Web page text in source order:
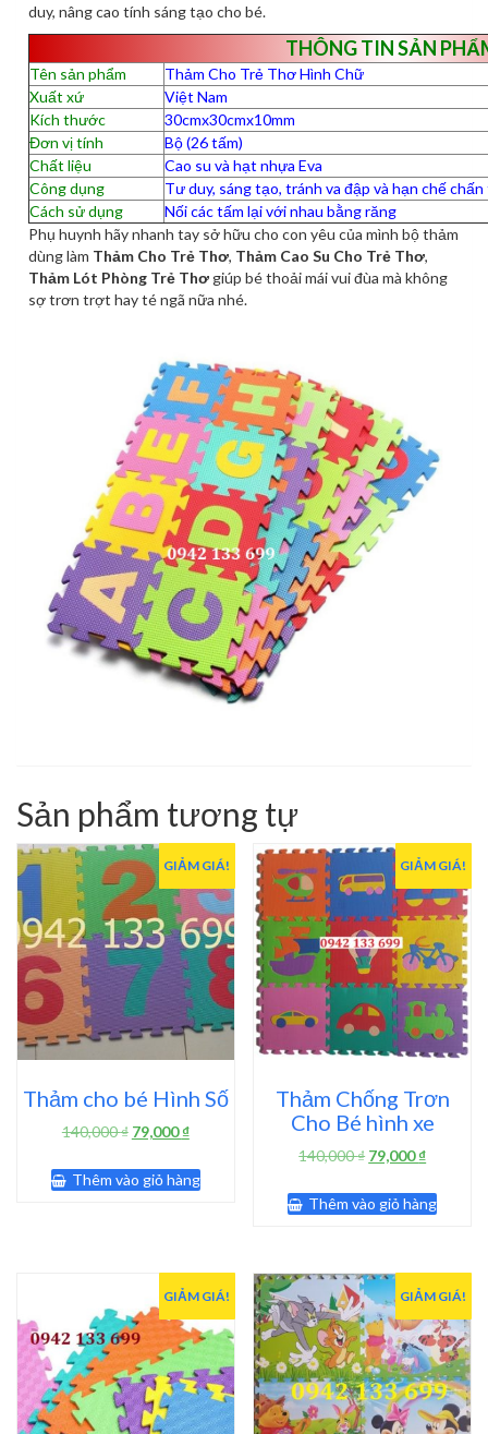
duy, nâng cao tính sáng tạo cho bé.
THÔNG TIN SẢN
Tên sản phẩm
Thảm Cho Trẻ Thơ Hình Chữ
Xuất xứ
Việt Nam
Kích thước
30cmx30cmx10mm
Đơn vị tính
Bộ (26 tấm)
Chất liệu
Cao su và hạt nhựa Eva
Công dụng
Tư duy, sáng tạo, tránh va đập và hạn chế
Cách sử dụng
Nối các tấm lại với nhau bằng răng
Phụ huynh hãy nhanh tay sở hữu cho con yêu của mình bộ thảm
dùng làm Thảm Cho Trẻ Thơ, Thảm Cao Su Cho Trẻ Thơ,
Thảm Lót Phòng Trẻ Thơ giúp bé thoải mái vui đùa mà không
sợ trơn trợt hay té ngã nữa nhé.
Sản phẩm tương tự
GIẢM GIÁ!
Thảm cho bé Hình Số
140,000₫ Giá
là:
140,000 ₫.
79,000₫Giá
tại
là:
Thêm vào giỏ hàng
GIẢM GIÁ!
Thảm Chống Trơn
Cho Bé hình xe
140,000₫ Giá
là:
140,000 ₫.
79,000₫Giá
tại
là:
Thêm vào giỏ hàng
GIẢM GIÁ! GIẢM GIÁ!